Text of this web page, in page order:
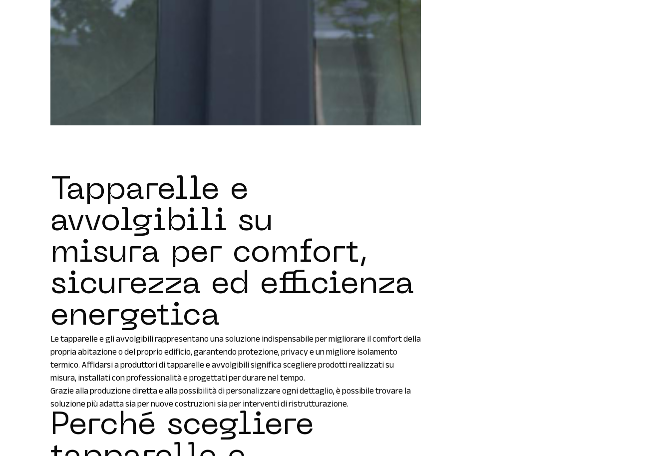
Tapparelle e
avvolgibili su
misura per comfort,
sicurezza ed efficienza
energetica
Le tapparelle e gli avvolgibili rappresentano una soluzione indispensabile per migliorare il comfort della
propria abitazione o del proprio edificio, garantendo protezione, privacy e un migliore isolamento
termico. Affidarsi a produttori di tapparelle e avvolgibili significa scegliere prodotti realizzati su
misura, installati con professionalità e progettati per durare nel tempo.
Grazie alla produzione diretta e alla possibilità di personalizzare ogni dettaglio, è possibile trovare la
soluzione più adatta sia per nuove costruzioni sia per interventi di ristrutturazione.
Perché scegliere